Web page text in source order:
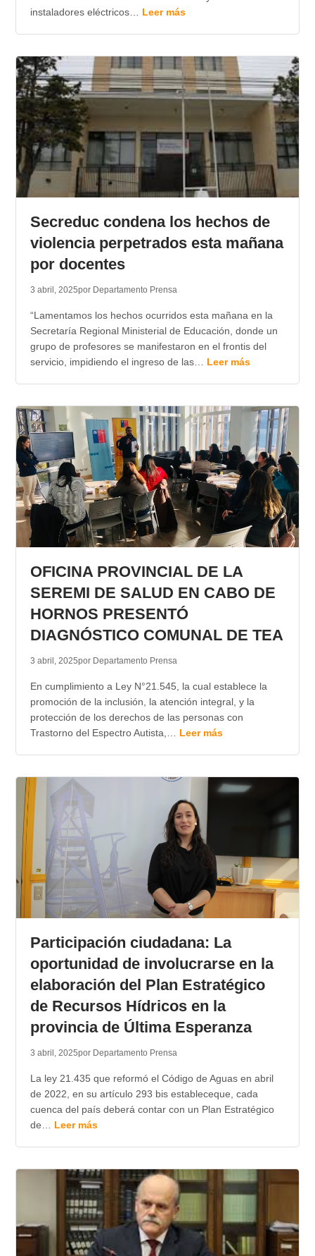
instaladores eléctricos… Leer más
Secreduc condena los hechos de
violencia perpetrados esta mañana
por docentes
3 abril, 2025por Departamento Prensa
“Lamentamos los hechos ocurridos esta mañana en la
Secretaría Regional Ministerial de Educación, donde un
grupo de profesores se manifestaron en el frontis del
servicio, impidiendo el ingreso de las… Leer más
OFICINA PROVINCIAL DE LA
SEREMI DE SALUD EN CABO DE
HORNOS PRESENTÓ
DIAGNÓSTICO COMUNAL DE TEA
3 abril, 2025por Departamento Prensa
En cumplimiento a Ley N°21.545, la cual establece la
promoción de la inclusión, la atención integral, y la
protección de los derechos de las personas con
Trastorno del Espectro Autista,… Leer más
Participación ciudadana: La
oportunidad de involucrarse en la
elaboración del Plan Estratégico
de Recursos Hídricos en la
provincia de Última Esperanza
3 abril, 2025por Departamento Prensa
La ley 21.435 que reformó el Código de Aguas en abril
de 2022, en su artículo 293 bis estableceque, cada
cuenca del país deberá contar con un Plan Estratégico
de… Leer más